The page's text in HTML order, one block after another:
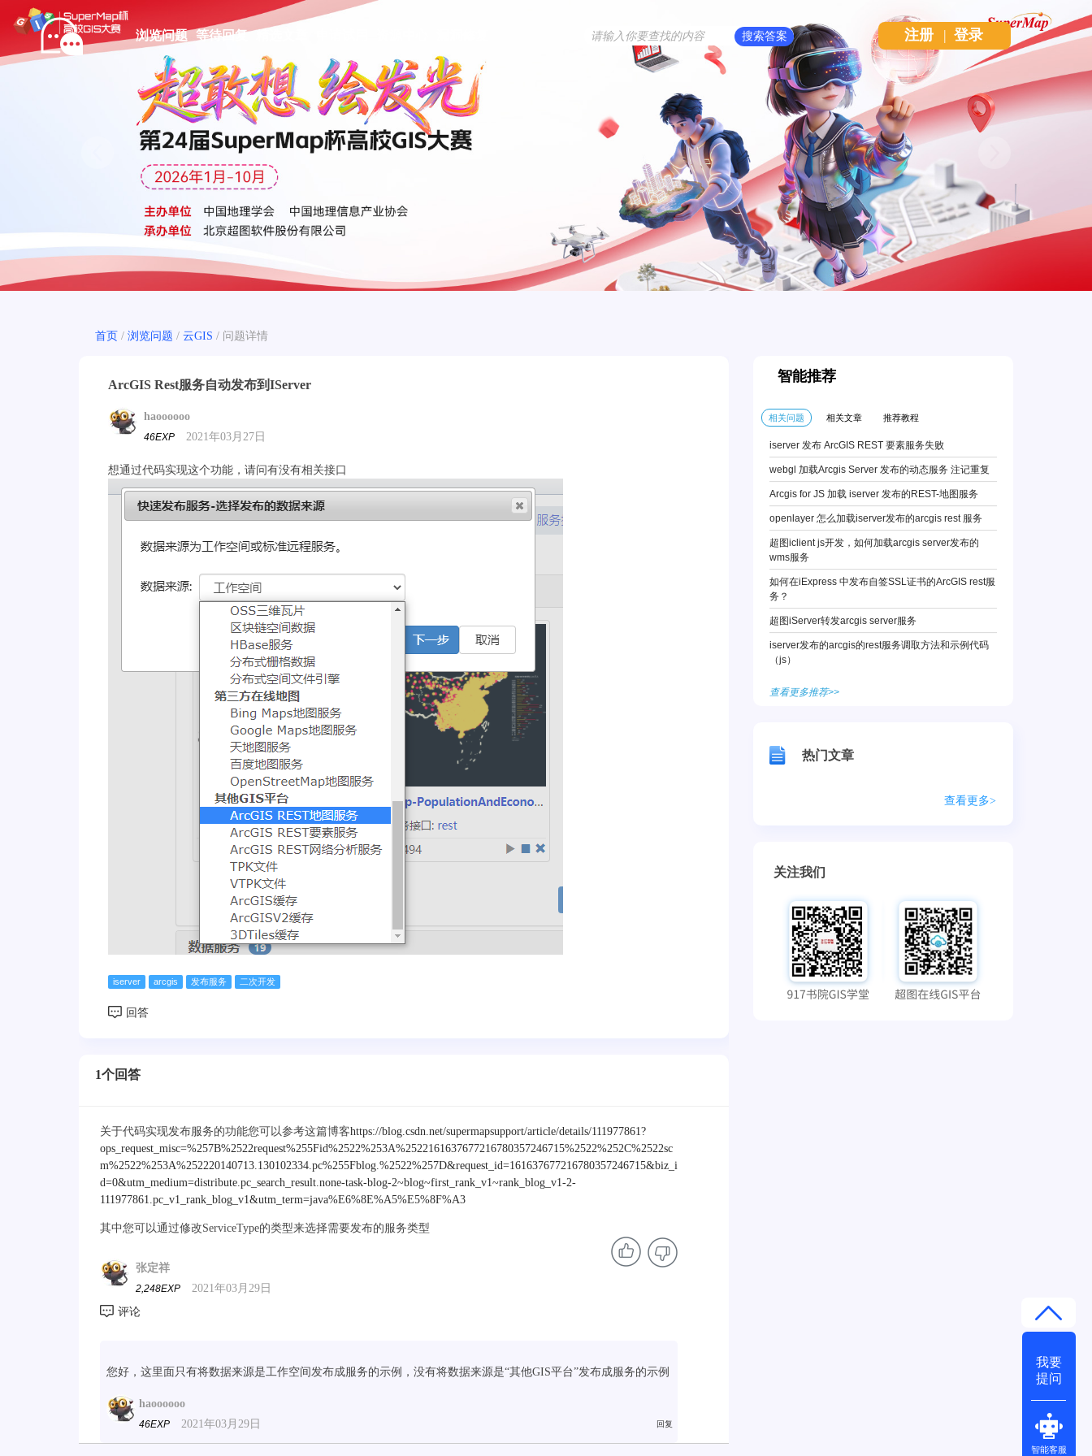
浏览问题 等待回复 注册 | 登录
我要
提问
智能客服
首页 / 浏览问题 / 云GIS / 问题详情
ArcGIS Rest服务自动发布到IServer
haoooooo
46EXP 2021年03月27日
想通过代码实现这个功能，请问有没有相关接口
iserver arcgis 发布服务 二次开发
1个回答
关于代码实现发布服务的功能您可以参考这篇博客https://blog.csdn.net/supermapsupport/article/details/111977861?
ops_request_misc=%257B%2522request%255Fid%2522%253A%2522161637677216780357246715%2522%252C%2522sc
m%2522%253A%252220140713.130102334.pc%255Fblog.%2522%257D&request_id=161637677216780357246715&biz_i
d=0&utm_medium=distribute.pc_search_result.none-task-blog-2~blog~first_rank_v1~rank_blog_v1-2-
111977861.pc_v1_rank_blog_v1&utm_term=java%E6%8E%A5%E5%8F%A3
其中您可以通过修改ServiceType的类型来选择需要发布的服务类型
张定祥
2,248EXP 2021年03月29日
您好，这里面只有将数据来源是工作空间发布成服务的示例，没有将数据来源是“其他GIS平台”发布成服务的示例
haoooooo
46EXP 2021年03月29日
智能推荐
相关问题 相关文章 推荐教程
iserver 发布 ArcGIS REST 要素服务失败
webgl 加载Arcgis Server 发布的动态服务 注记重复
Arcgis for JS 加载 iserver 发布的REST-地图服务
openlayer 怎么加载iserver发布的arcgis rest 服务
超图iclient js开发，如何加载arcgis server发布的
wms服务
如何在iExpress 中发布自签SSL证书的ArcGIS rest服
务？
超图iServer转发arcgis server服务
iserver发布的arcgis的rest服务调取方法和示例代码
（js）
查看更多推荐>>
热门文章
查看更多>
关注我们